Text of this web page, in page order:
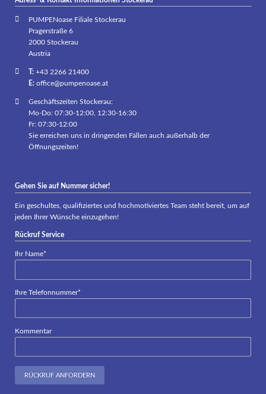
PUMPENoase Filiale Stockerau
Pragerstraße 6
2000 Stockerau
Austria
T:+43 2266 21400
E: office@pumpenoase.at
Geschäftszeiten Stockerau:
Mo-Do: 07:30-12:00, 12:30-16:30
Fr: 07:30-12:00
Sie erreichen uns in dringenden Fällen auch außerhalb der
Öffnungszeiten!
Gehen Sie auf Nummer sicher!
Ein geschultes, qualifiziertes und hochmotiviertes Team steht bereit, um auf
jeden Ihrer Wünsche einzugehen!
Rückruf Service
Pflichtfeld
Ihr Name*
Pflichtfeld
Ihre Telefonnummer*
Kommentar
RÜCKRUF ANFORDERN